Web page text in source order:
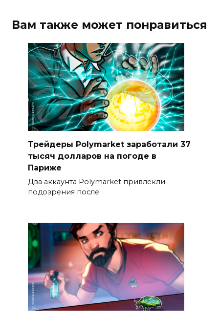
Вам также может понравиться
Трейдеры Polymarket заработали 37
тысяч долларов на погоде в
Париже
Два аккаунта Polymarket привлекли
подозрения после